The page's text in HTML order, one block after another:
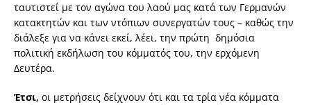
ταυτιστεί με τον αγώνα του λαού μας κατά των Γερμανών
κατακτητών και των ντόπιων συνεργατών τους – καθώς την
διάλεξε για να κάνει εκεί, λέει, την πρώτη δημόσια
πολιτική εκδήλωση του κόμματός του, την ερχόμενη
Δευτέρα.
Έτσι, οι μετρήσεις δείχνουν ότι και τα τρία νέα κόμματα